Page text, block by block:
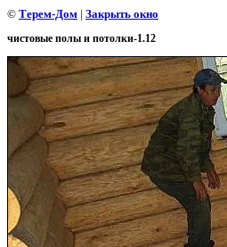
© Терем-Дом | Закрыть окно
чистовые полы и потолки-1.12